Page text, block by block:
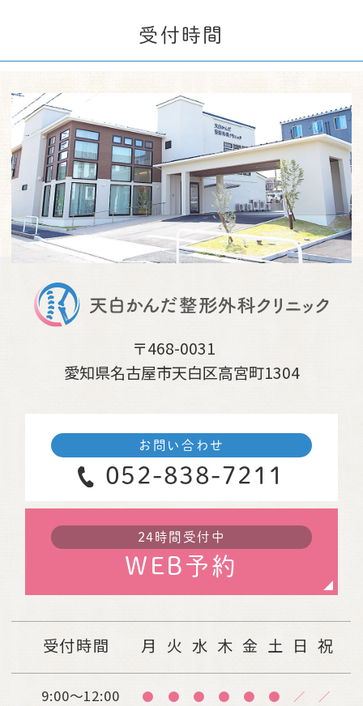
受付時間
〒468-0031
愛知県名古屋市天白区高宮町1304
お問い合わせ
052-838-7211
24時間受付中
WEB予約
受付時間 月 火 水 木 金 土 日 祝
9:00～12:00 ● ● ● ● ● ● ／ ／